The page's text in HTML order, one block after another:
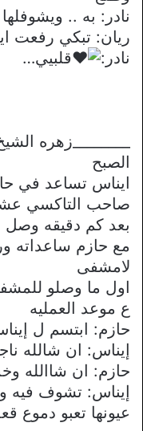
نادر: به .. ويشوفلها
ريان: تبكي رفعت
نادر:
قلبيي…
________زهره
الصبح
ايناس تساعد في
صاحب التاكسي
بعد كم دقيقه
مع حازم ساعداته
لامشفى
اول ما وصلو
ع موعد العمليه
حازم: ابتسم ل
إيناس: ان شالله
حازم: ان شاالله
إيناس: تشوف فيه
عيونها تعبو